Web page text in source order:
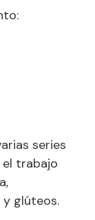
series
trabajo
y glúteos.